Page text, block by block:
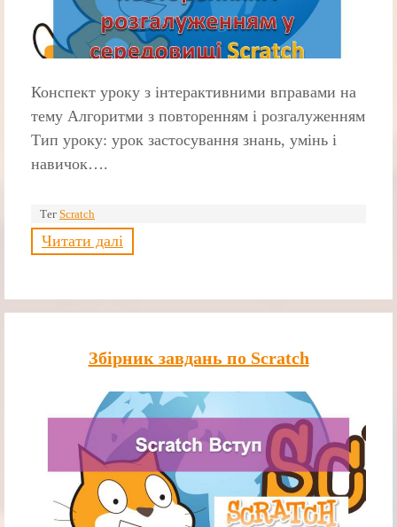
Конспект уроку з інтерактивними вправами на
тему Алгоритми з повторенням і розгалуженням
Тип уроку: урок застосування знань, умінь і
навичок….
Тег Scratch
Читати далі
Збірник завдань по Scratch